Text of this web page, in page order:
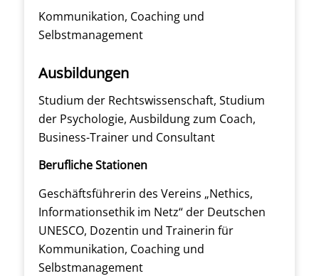
Kommunikation, Coaching und
Selbstmanagement
Ausbildungen
Studium der Rechtswissenschaft, Studium
der Psychologie, Ausbildung zum Coach,
Business-Trainer und Consultant
Berufliche Stationen
Geschäftsführerin des Vereins „Nethics,
Informationsethik im Netz“ der Deutschen
UNESCO, Dozentin und Trainerin für
Kommunikation, Coaching und
Selbstmanagement